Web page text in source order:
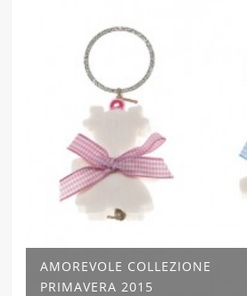
AMOREVOLE COLLEZIONE
PRIMAVERA 2015